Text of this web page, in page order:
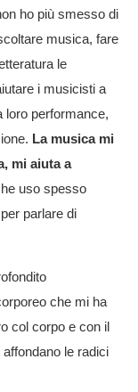
ho più smesso di
musica, fare
le
i musicisti a
loro performance,
La musica mi
mi aiuta a
uso spesso
parlare di
che mi ha
col corpo e con il
le radici